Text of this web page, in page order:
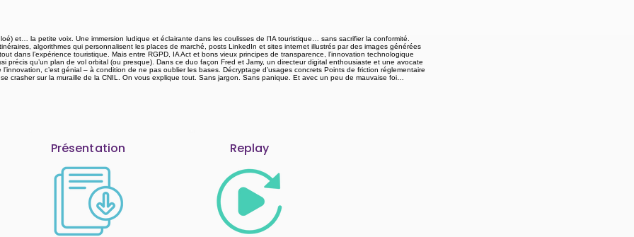
et… la petite voix. Une immersion ludique et éclairante dans les coulisses de l’IA touristique… sans sacrifier la conformité.
algorithmes qui personnalisent les places de marché, posts LinkedIn et sites internet illustrés par des images générées
dans l’expérience touristique. Mais entre RGPD, IA Act et bons vieux principes de transparence, l’innovation technologique
précis qu’un plan de vol orbital (ou presque). Dans ce duo façon Fred et Jamy, un directeur digital enthousiaste et une avocate
c’est génial – à condition de ne pas oublier les bases. Décryptage d’usages concrets Points de friction réglementaire
crasher sur la muraille de la CNIL. On vous explique tout. Sans jargon. Sans panique. Et avec un peu de mauvaise foi…
Présentation Replay